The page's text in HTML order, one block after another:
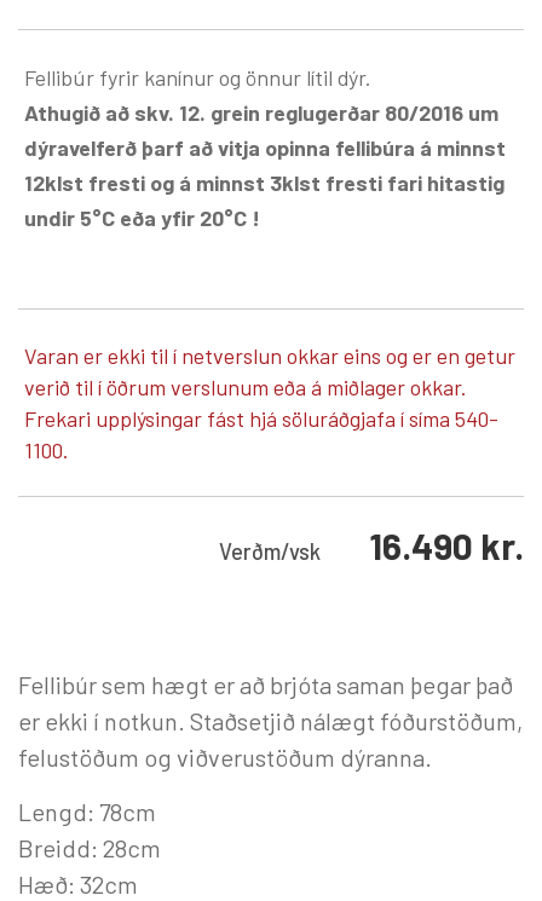
Fellibúr fyrir kanínur og önnur lítil dýr.
Athugið að skv. 12. grein reglugerðar 80/2016 um
dýravelferð þarf að vitja opinna fellibúra á minnst
12klst fresti og á minnst 3klst fresti fari hitastig
undir 5°C eða yfir 20°C !
Varan er ekki til í netverslun okkar eins og er en getur
verið til í öðrum verslunum eða á miðlager okkar.
Frekari upplýsingar fást hjá söluráðgjafa í síma 540-
1100.
Verðm/vsk 16.490 kr.
Fellibúr sem hægt er að brjóta saman þegar það
er ekki í notkun. Staðsetjið nálægt fóðurstöðum,
felustöðum og viðverustöðum dýranna.
Lengd: 78cm
Breidd: 28cm
Hæð: 32cm